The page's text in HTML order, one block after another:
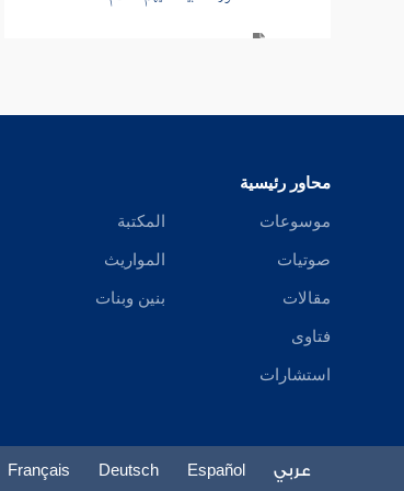
سورة طسم الشعراء
سورة العنكبوت
محاور رئيسية
موسوعات
صوتيات
مقالات
فتاوى
استشارات
المكتبة
المواريث
بنين وبنات
عربي Español
Deutsch
Français